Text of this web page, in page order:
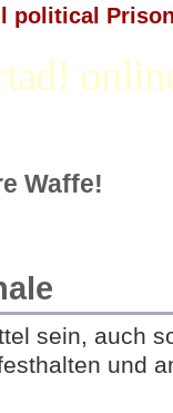
political
Waffe!
sein, auch
und